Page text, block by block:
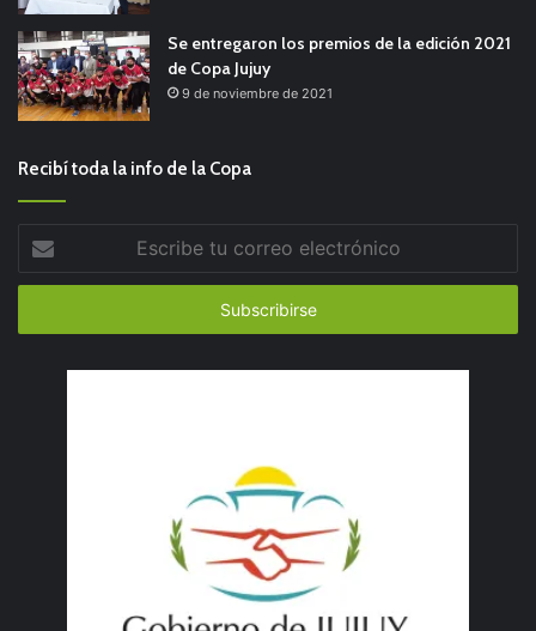
Se entregaron los premios de la edición 2021
de Copa Jujuy
9 de noviembre de 2021
Recibí toda la info de la Copa
correo